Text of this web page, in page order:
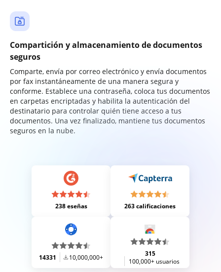
Compartición y almacenamiento de documentos
seguros
Comparte, envía por correo electrónico y envía documentos
por fax instantáneamente de una manera segura y
conforme. Establece una contraseña, coloca tus documentos
en carpetas encriptadas y habilita la autenticación del
destinatario para controlar quién tiene acceso a tus
documentos. Una vez finalizado, mantiene tus documentos
seguros en la nube.
238 eseñas 263 calificaciones
14331 10,000,000+
315
100,000+ usuarios